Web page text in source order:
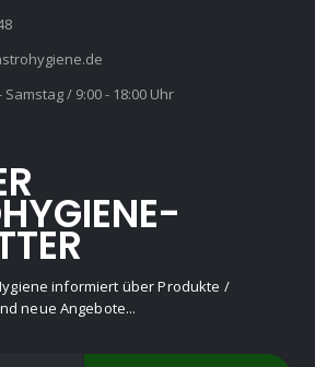
Samstag / 9:00 - 18:00 Uhr
informiert über Produkte /
neue Angebote...